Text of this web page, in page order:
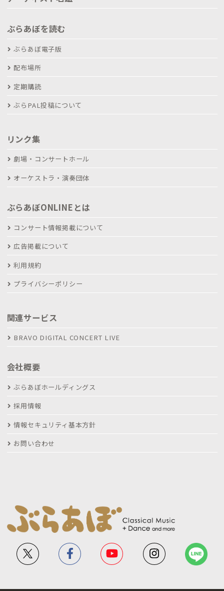
ぶらあぼを読む
ぶらあぼ電子版
配布場所
定期購読
ぶらPAL投稿について
リンク集
劇場・コンサートホール
オーケストラ・演奏団体
ぶらあぼONLINEとは
コンサート情報掲載について
広告掲載について
利用規約
プライバシーポリシー
関連サービス
BRAVO DIGITAL CONCERT LIVE
会社概要
ぶらあぼホールディングス
採用情報
情報セキュリティ基本方針
お問い合わせ